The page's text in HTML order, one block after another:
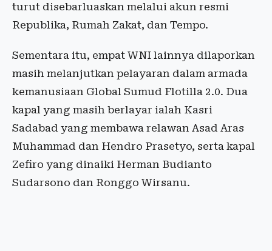
turut disebarluaskan melalui akun resmi
Republika, Rumah Zakat, dan Tempo.
Sementara itu, empat WNI lainnya dilaporkan
masih melanjutkan pelayaran dalam armada
kemanusiaan Global Sumud Flotilla 2.0. Dua
kapal yang masih berlayar ialah Kasri
Sadabad yang membawa relawan Asad Aras
Muhammad dan Hendro Prasetyo, serta kapal
Zefiro yang dinaiki Herman Budianto
Sudarsono dan Ronggo Wirsanu.